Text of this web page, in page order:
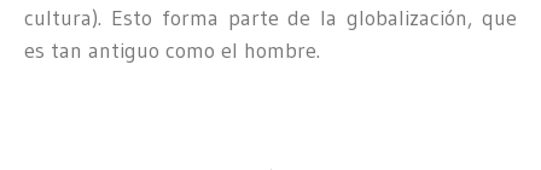
cultura). Esto forma parte de la globalización, que
es tan antiguo como el hombre.